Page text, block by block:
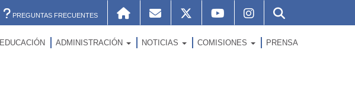
PREGUNTAS FRECUENTES
EDUCACIÓN ADMINISTRACIÓN NOTICIAS COMISIONES PRENSA